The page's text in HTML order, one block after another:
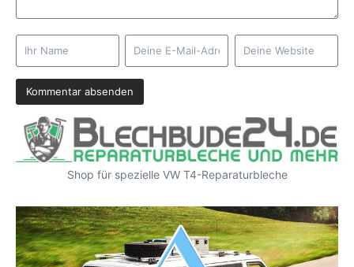
Shop für spezielle VW T4-Reparaturbleche